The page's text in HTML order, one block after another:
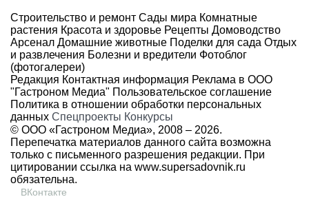
Строительство и ремонт Сады мира Комнатные
растения Красота и здоровье Рецепты Домоводство
Арсенал Домашние животные Поделки для сада Отдых
и развлечения Болезни и вредители Фотоблог
(фотогалереи)
Редакция Контактная информация Реклама в ООО
"Гастроном Медиа" Пользовательское соглашение
Политика в отношении обработки персональных
данных Спецпроекты Конкурсы
© ООО «Гастроном Медиа», 2008 – 2026.
Перепечатка материалов данного сайта возможна
только с письменного разрешения редакции. При
цитировании ссылка на www.supersadovnik.ru
обязательна.
ВКонтакте